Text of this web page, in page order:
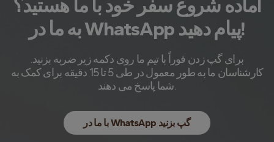
آماده شروع سفر خود با ما هستید؟
به ما در WhatsApp پیام دهید!
برای گپ زدن فوراً با تیم ما روی دکمه زیر ضربه بزنید.
کارشناسان ما به طور معمول در طی 5 تا 15 دقیقه برای کمک به
شما پاسخ می دهند.
با ما در WhatsApp گپ بزنید